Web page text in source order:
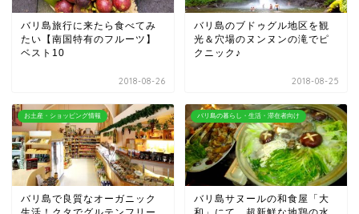
バリ島旅行に来たら食べてみ
たい【南国特有のフルーツ】
ベスト10
2018-08-26
バリ島のブドゥグル地区を観
光＆穴場のヌンヌンの滝でピ
クニック♪
2018-08-25
お土産・ショッピング情報
バリ島で良質なオーガニック
バリ島の暮らし・生活・滞在者向け
バリ島サヌールの和食屋「大